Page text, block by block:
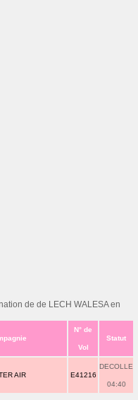
de de LECH WALESA en
N° de
Vol
Statut
AIR E41216
DECOLLE
04:40